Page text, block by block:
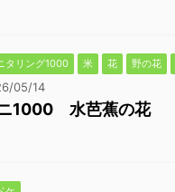
タリング1000 米 花 野の花
05/14
1000 水芭蕉の花